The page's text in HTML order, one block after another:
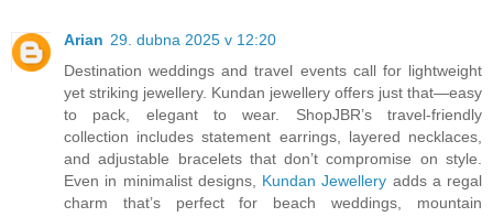
Arian 29. dubna 2025 v 12:20
Destination weddings and travel events call for lightweight
yet striking jewellery. Kundan jewellery offers just that—easy
to pack, elegant to wear. ShopJBR’s travel-friendly
collection includes statement earrings, layered necklaces,
and adjustable bracelets that don’t compromise on style.
Even in minimalist designs, Kundan Jewellery adds a regal
charm that’s perfect for beach weddings, mountain